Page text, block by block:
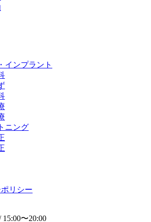
インプラント
ニング
リシー
15:00〜20:00